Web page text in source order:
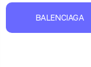
BALENCIAGA